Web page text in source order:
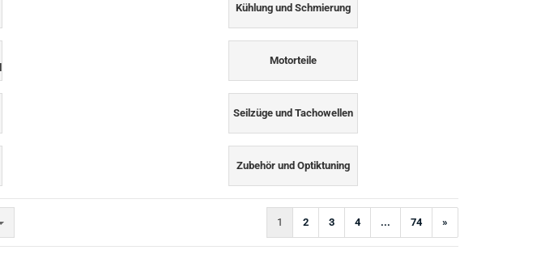
Kühlung und Schmierung
Motorteile
Seilzüge und Tachowellen
Zubehör und Optiktuning
1 2 3 4 ... 74 »